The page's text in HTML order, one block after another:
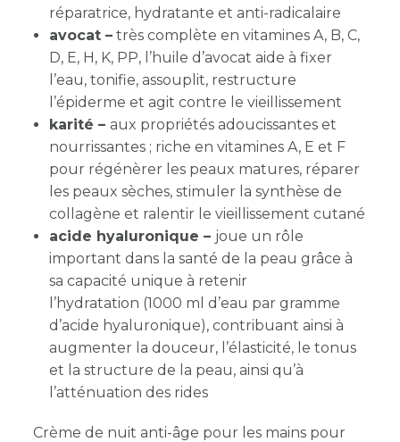
réparatrice, hydratante et anti-radicalaire
avocat – très complète en vitamines A, B, C,
D, E, H, K, PP, l’huile d’avocat aide à fixer
l’eau, tonifie, assouplit, restructure
l’épiderme et agit contre le vieillissement
karité – aux propriétés adoucissantes et
nourrissantes ; riche en vitamines A, E et F
pour régénèrer les peaux matures, réparer
les peaux sèches, stimuler la synthèse de
collagène et ralentir le vieillissement cutané
acide hyaluronique – joue un rôle
important dans la santé de la peau grâce à
sa capacité unique à retenir
l’hydratation (1000 ml d’eau par gramme
d’acide hyaluronique), contribuant ainsi à
augmenter la douceur, l’élasticité, le tonus
et la structure de la peau, ainsi qu’à
l’atténuation des rides
Crème de nuit anti-âge pour les mains pour